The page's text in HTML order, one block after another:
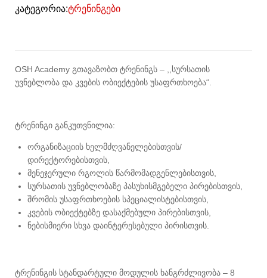
კატეგორია:ტრენინგები
OSH Academy გთავაზობთ ტრენინგს – ,,სურსათის
უვნებლობა და კვების ობიექტების უსაფრთხოება“.
ტრენინგი განკუთვნილია:
ორგანიზაციის ხელმძღვანელებისთვის/
დირექტორებისთვის,
მენეჯერული რგოლის წარმომადგენლებისთვის,
სურსათის უვნებლობაზე პასუხისმგებელი პირებისთვის,
შრომის უსაფრთხოების სპეციალისტებისთვის,
კვების ობიექტებზე დასაქმებული პირებისთვის,
ნებისმიერი სხვა დაინტერესებული პირისთვის.
ტრენინგის სტანდარტული მოდულის ხანგრძლივობა – 8